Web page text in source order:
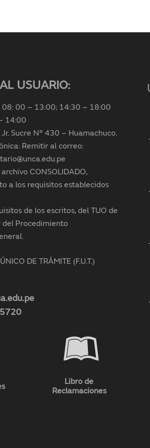
USUARIO:
08: 00 – 13:00; 14:30 – 18:00
14:00
Sucre N° 430 – Huamachuco.
Remitir al correo:
CONSOLIDADO,
a los requisitos establecidos
de los escritos, del TUO de
del Procedimiento
DE TRÁMITE (F.U.T.)
Libro de
Reclamaciones